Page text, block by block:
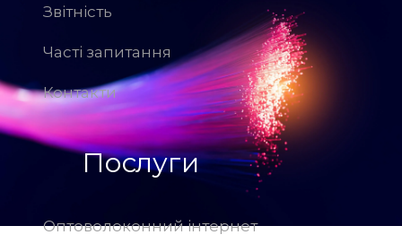
Звітність
Часті запитання
Контакти
Послуги
Оптоволоконний інтернет